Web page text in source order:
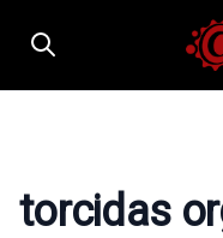
torcidas